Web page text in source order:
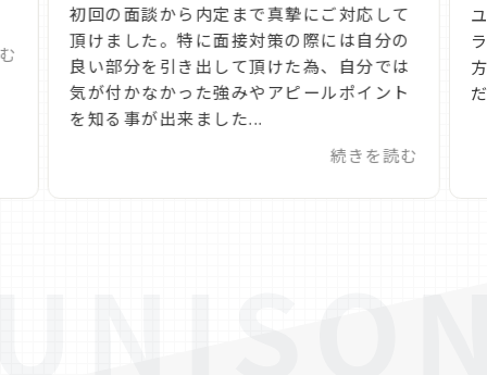
初回の面談から内定まで真摯にご対応して
頂けました。特に面接対策の際には自分の
良い部分を引き出して頂けた為、自分では
気が付かなかった強みやアピールポイント
を知る事が出来ました...
続きを読む